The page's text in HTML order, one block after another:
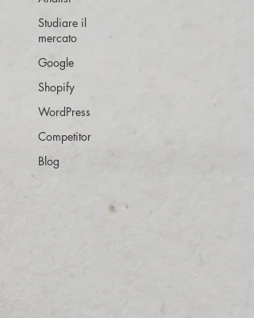
Studiare il
mercato
Google
Shopify
WordPress
Competitor
Blog